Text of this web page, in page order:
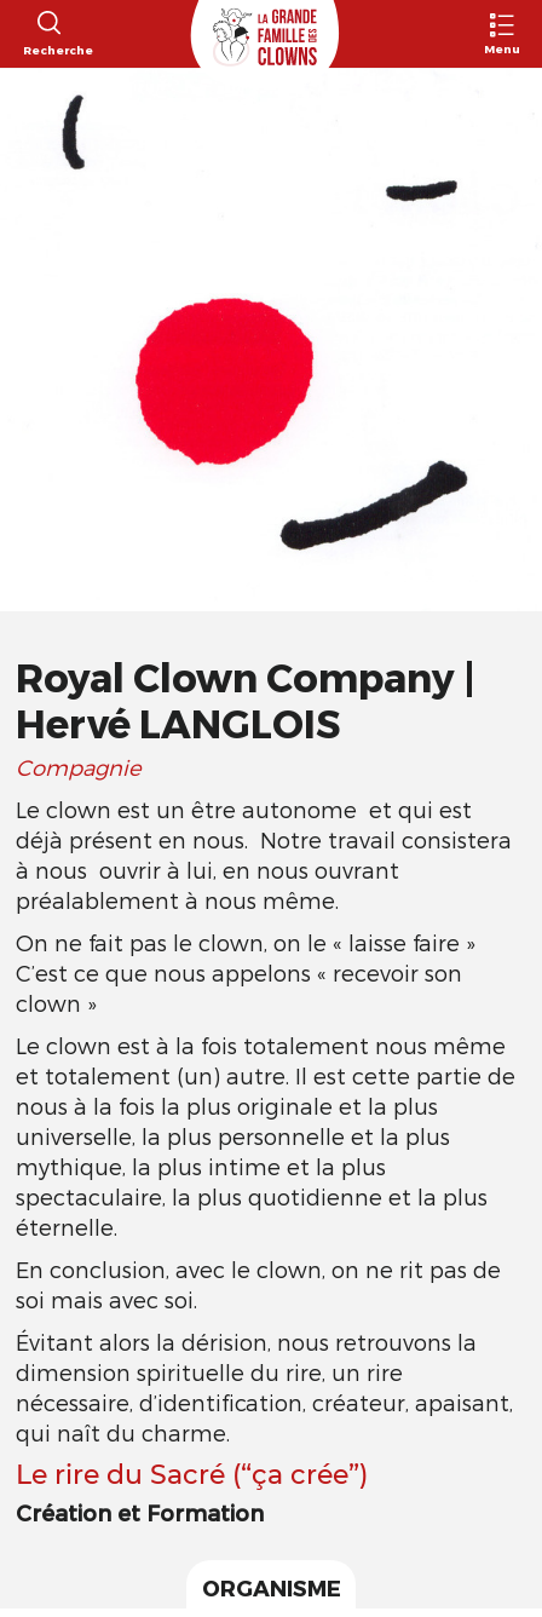
Recherche Menu
Royal Clown Company |
Hervé LANGLOIS
Compagnie
Le clown est un être autonome et qui est
déjà présent en nous. Notre travail consistera
à nous ouvrir à lui, en nous ouvrant
préalablement à nous même.
On ne fait pas le clown, on le « laisse faire »
C’est ce que nous appelons « recevoir son
clown »
Le clown est à la fois totalement nous même
et totalement (un) autre. Il est cette partie de
nous à la fois la plus originale et la plus
universelle, la plus personnelle et la plus
mythique, la plus intime et la plus
spectaculaire, la plus quotidienne et la plus
éternelle.
En conclusion, avec le clown, on ne rit pas de
soi mais avec soi.
Évitant alors la dérision, nous retrouvons la
dimension spirituelle du rire, un rire
nécessaire, d’identification, créateur, apaisant,
qui naît du charme.
Le rire du Sacré (“ça crée”)
Création et Formation
ORGANISME